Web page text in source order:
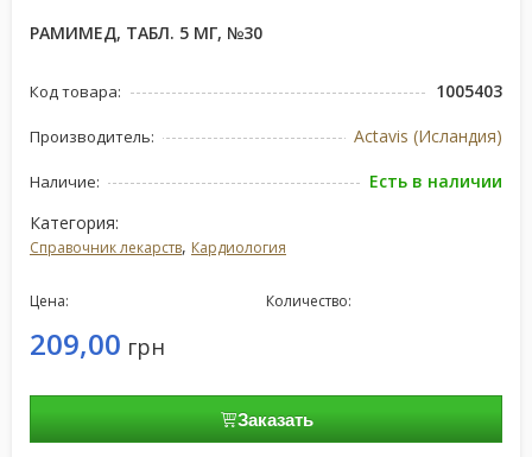
РАМИМЕД, ТАБЛ. 5 МГ, №30
Код товара: 1005403
Производитель: Actavis (Исландия)
Наличие:
Есть в наличии
Категория:
Справочник лекарств, Кардиология
Цена:
209,00 грн
Количество:
Заказать